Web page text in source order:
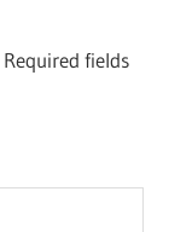
Required fields